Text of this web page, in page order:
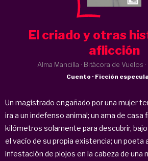
El criado y otras
aflicción
Alma Mancilla · Bitácora de Vuelos ·
Cuento · Ficción
Un magistrado engañado por una mujer
ira a un indefenso animal; un ama de casa
kilómetros solamente para descubrir,
el vacío de su propia existencia; un poeta
infestación de piojos en la cabeza de una